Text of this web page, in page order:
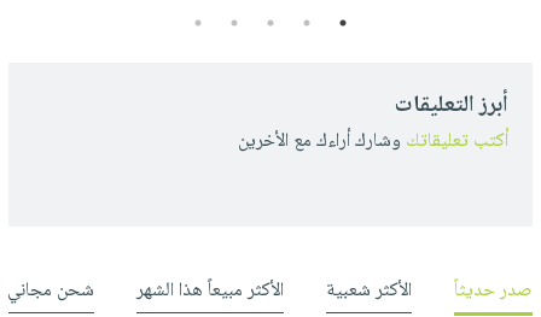
1
2
3
4
5
أبرز التعليقات
أكتب تعليقاتك وشارك أراءك مع الأخرين
صدر حديثاً الأكثر شعبية الأكثر مبيعاً هذا الشهر شحن مجاني